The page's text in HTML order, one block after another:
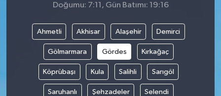
Doğumu: 7:11, Gün Batımı: 19:16
Ahmetli Akhisar Alaşehir Demirci
Gölmarmara Gördes Kırkağaç
Köprübaşı Kula Salihli Sarıgöl
Saruhanlı Şehzadeler Selendi